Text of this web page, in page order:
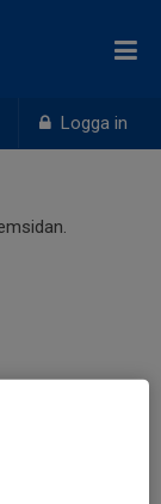
Logga in